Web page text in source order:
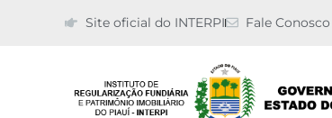
Site oficial do INTERPI Fale Conosco